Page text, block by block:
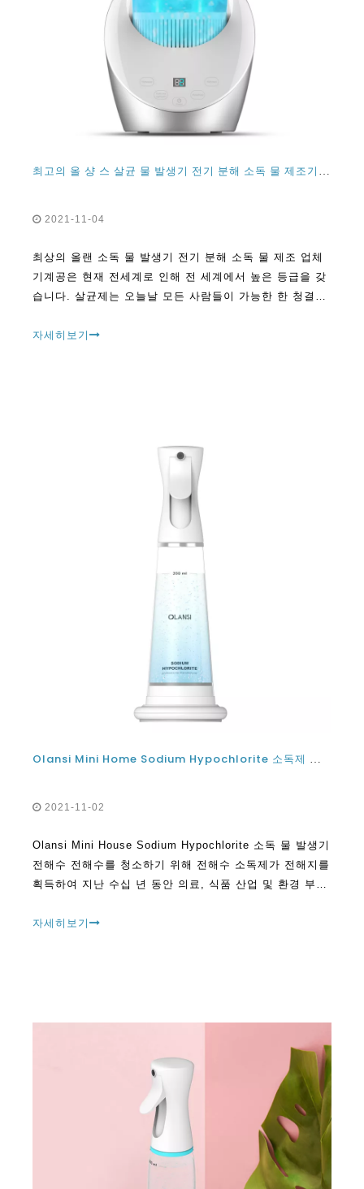
최고의 올 샹 스 살균 물 발생기 전기 분해 소독 물 제조기 기계
2021-11-04
최상의 올랜 소독 물 발생기 전기 분해 소독 물 제조 업체
기계공은 현재 전세계로 인해 전 세계에서 높은 등급을 갖
습니다. 살균제는 오늘날 모든 사람들이 가능한 한 청결하
다. 인간으로서
자세히보기
Olansi Mini Home Sodium Hypochlorite 소독제 물 발생기 전해수 소독제 기계 소독 용
2021-11-02
Olansi Mini House Sodium Hypochlorite 소독 물 발생기
전해수 전해수를 청소하기 위해 전해수 소독제가 전해지를
획득하여 지난 수십 년 동안 의료, 식품 산업 및 환경 부문
와 함께
자세히보기